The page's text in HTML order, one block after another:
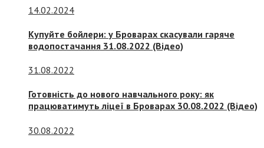
14.02.2024
Купуйте бойлери: у Броварах скасували гаряче
водопостачання 31.08.2022 (Відео)
31.08.2022
Готовність до нового навчального року: як
працюватимуть ліцеї в Броварах 30.08.2022 (Відео)
30.08.2022